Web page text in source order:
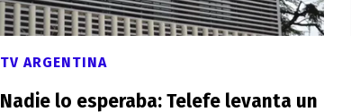
Nadie lo esperaba: Telefe levanta un
TV ARGENTINA